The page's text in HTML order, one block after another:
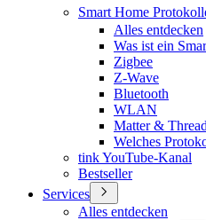
Smart Home
Alles entdecken
Was ist ein
Zigbee
Z-Wave
Bluetooth
WLAN
Matter & Thread
Welches
tink YouTube-Kanal
Bestseller
Services
Alles entdecken